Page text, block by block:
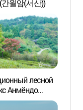
간월암(서산))
лесной
Анмёндо
연휴양림)